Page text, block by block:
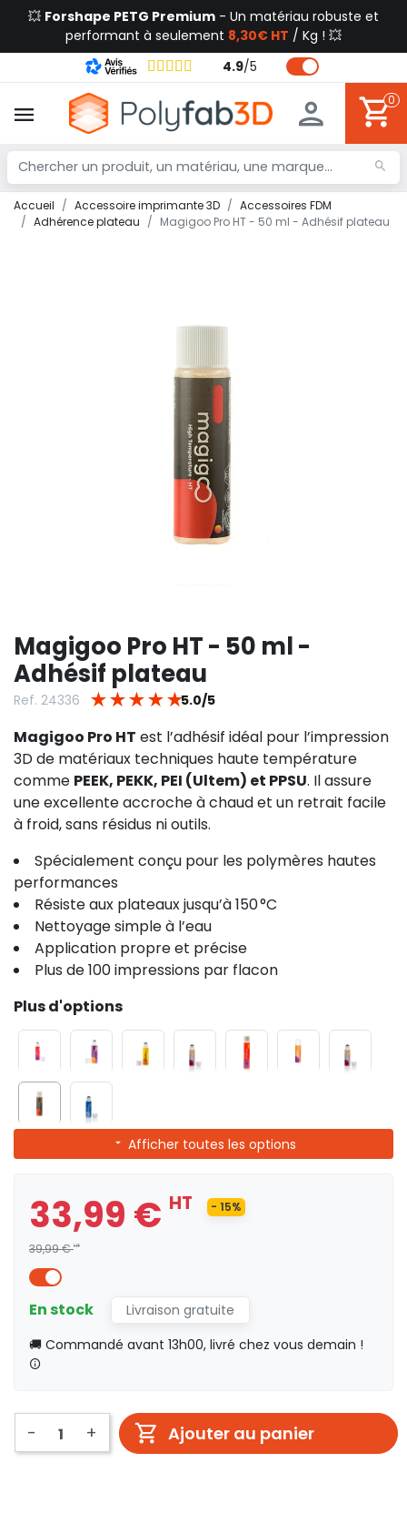
💥 Forshape PETG Premium - Un matériau robuste et
performant à seulement 8,30€ HT / Kg ! 💥
4.9/5
0
Accueil Accessoire imprimante 3D
Accessoires FDM
Adhérence plateau
Magigoo Pro HT - 50 ml - Adhésif plateau
Magigoo Pro HT - 50 ml -
Adhésif plateau
Ref. 24336 ★ ★ ★ ★ ★5.0/5
Magigoo Pro HT est l’adhésif idéal pour l’impression
3D de matériaux techniques haute température
comme PEEK, PEKK, PEI (Ultem) et PPSU. Il assure
une excellente accroche à chaud et un retrait facile
à froid, sans résidus ni outils.
Spécialement conçu pour les polymères hautes
performances
Résiste aux plateaux jusqu’à 150 °C
Nettoyage simple à l’eau
Application propre et précise
Plus de 100 impressions par flacon
Plus d'options
Afficher toutes les options
33,99 € HT
39,99 €HT
- 15%
En stock
Livraison gratuite
🚚 Commandé avant 13h00, livré chez vous demain !
- + Ajouter au panier